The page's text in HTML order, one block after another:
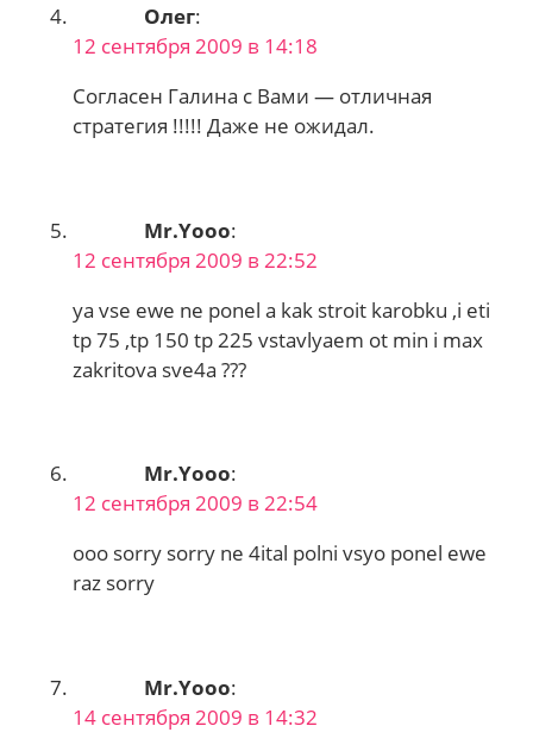
Олег:
12 сентября 2009 в 14:18
Согласен Галина с Вами — отличная
стратегия !!!!! Даже не ожидал.
Mr.Yooo:
12 сентября 2009 в 22:52
ya vse ewe ne ponel a kak stroit karobku ,i eti
tp 75 ,tp 150 tp 225 vstavlyaem ot min i max
zakritova sve4a ???
Mr.Yooo:
12 сентября 2009 в 22:54
ooo sorry sorry ne 4ital polni vsyo ponel ewe
raz sorry
Mr.Yooo:
14 сентября 2009 в 14:32